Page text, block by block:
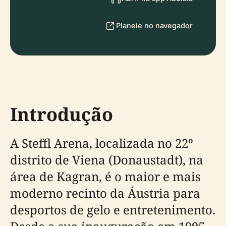
Planeie no navegador
Introdução
A Steffl Arena, localizada no 22º
distrito de Viena (Donaustadt), na
área de Kagran, é o maior e mais
moderno recinto da Áustria para
desportos de gelo e entretenimento.